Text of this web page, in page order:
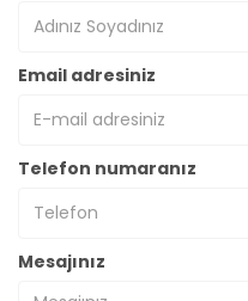
Email adresiniz
Telefon numaranız
Mesajınız